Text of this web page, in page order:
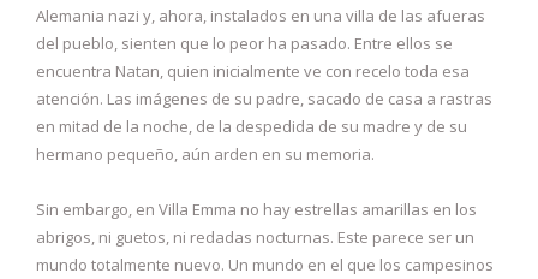
Alemania nazi y, ahora, instalados en una villa de las afueras
del pueblo, sienten que lo peor ha pasado. Entre ellos se
encuentra Natan, quien inicialmente ve con recelo toda esa
atención. Las imágenes de su padre, sacado de casa a rastras
en mitad de la noche, de la despedida de su madre y de su
hermano pequeño, aún arden en su memoria.
Sin embargo, en Villa Emma no hay estrellas amarillas en los
abrigos, ni guetos, ni redadas nocturnas. Este parece ser un
mundo totalmente nuevo. Un mundo en el que los campesinos